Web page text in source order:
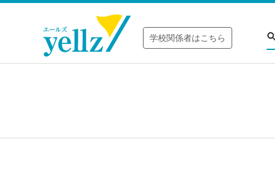
学校関係者はこちら